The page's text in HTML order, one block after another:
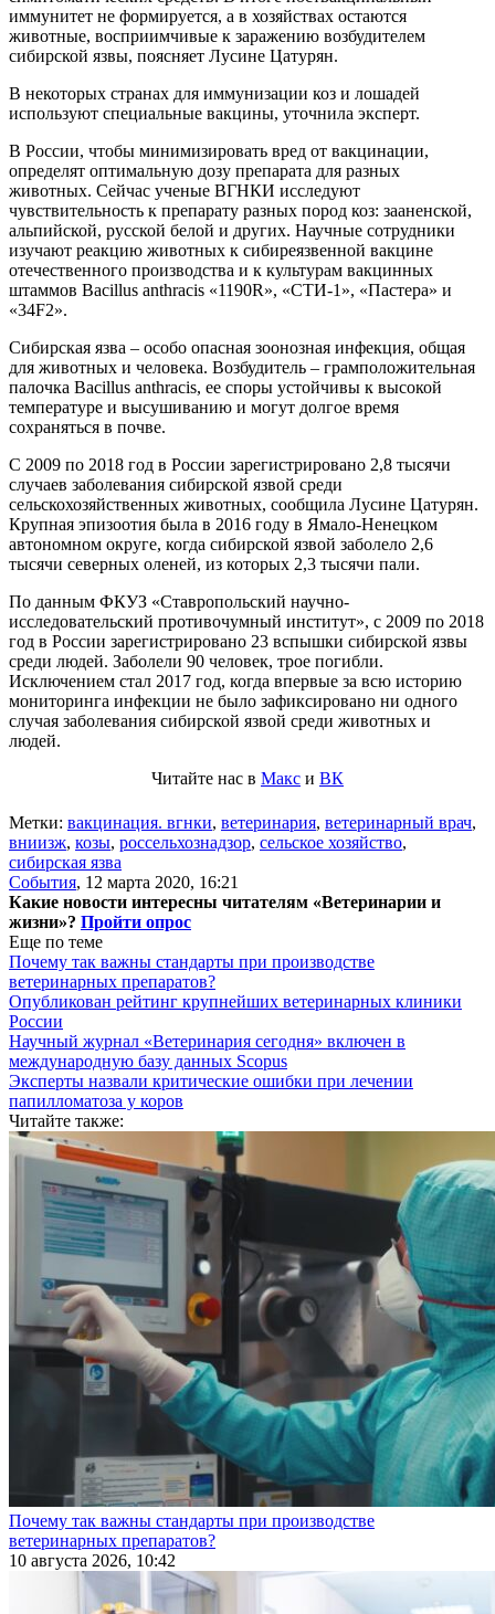
иммунитет не формируется, а в хозяйствах остаются
животные, восприимчивые к заражению возбудителем
сибирской язвы, поясняет Лусине Цатурян.
В некоторых странах для иммунизации коз и лошадей
используют специальные вакцины, уточнила эксперт.
В России, чтобы минимизировать вред от вакцинации,
определят оптимальную дозу препарата для разных
животных. Сейчас ученые ВГНКИ исследуют
чувствительность к препарату разных пород коз: зааненской,
альпийской, русской белой и других. Научные сотрудники
изучают реакцию животных к сибиреязвенной вакцине
отечественного производства и к культурам вакцинных
штаммов Bacillus anthracis «1190R», «СТИ-1», «Пастера» и
«34F2».
Сибирская язва – особо опасная зоонозная инфекция, общая
для животных и человека. Возбудитель – грамположительная
палочка Bacillus anthracis, ее споры устойчивы к высокой
температуре и высушиванию и могут долгое время
сохраняться в почве.
С 2009 по 2018 год в России зарегистрировано 2,8 тысячи
случаев заболевания сибирской язвой среди
сельскохозяйственных животных, сообщила Лусине Цатурян.
Крупная эпизоотия была в 2016 году в Ямало-Ненецком
автономном округе, когда сибирской язвой заболело 2,6
тысячи северных оленей, из которых 2,3 тысячи пали.
По данным ФКУЗ «Ставропольский научно-
исследовательский противочумный институт», с 2009 по 2018
год в России зарегистрировано 23 вспышки сибирской язвы
среди людей. Заболели 90 человек, трое погибли.
Исключением стал 2017 год, когда впервые за всю историю
мониторинга инфекции не было зафиксировано ни одного
случая заболевания сибирской язвой среди животных и
людей.
Читайте нас в Макс и ВК
Метки: вакцинация. вгнки, ветеринария, ветеринарный врач,
вниизж, козы, россельхознадзор, сельское хозяйство,
сибирская язва
События, 12 марта 2020, 16:21
Какие новости интересны читателям «Ветеринарии и
жизни»? Пройти опрос
Еще по теме
Почему так важны стандарты при производстве
ветеринарных препаратов?
Опубликован рейтинг крупнейших ветеринарных клиники
России
Научный журнал «Ветеринария сегодня» включен в
международную базу данных Scopus
Эксперты назвали критические ошибки при лечении
папилломатоза у коров
Читайте также:
Почему так важны стандарты при производстве
ветеринарных препаратов?
10 августа 2026, 10:42